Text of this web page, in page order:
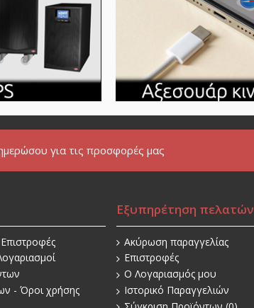
για τις προσφορές μας
- Όροι χρήσης
Εξυπηρέτηση πελατών
Ακύρωση παραγγελίας
Επιστροφές
O Λογαριασμός μου
Ιστορικό Παραγγελιών